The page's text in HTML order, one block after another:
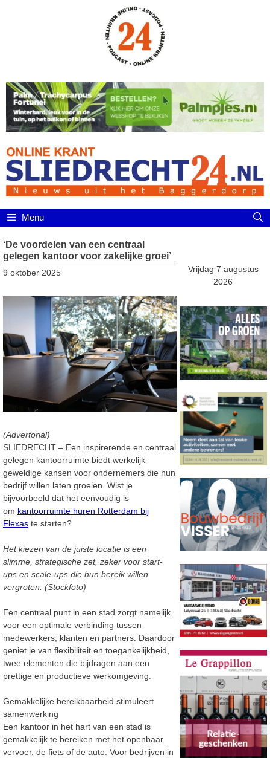
Menu
‘De voordelen van een centraal
gelegen kantoor voor zakelijke groei’
9 oktober 2025
(Advertorial)
SLIEDRECHT – Een inspirerende en centraal
gelegen kantoorruimte biedt werkelijk
geweldige kansen voor ondernemers die hun
bedrijf willen laten groeien. Wist je
bijvoorbeeld dat het eenvoudig is
om kantoorruimte huren Rotterdam bij
Flexas te starten?
Het kiezen van de juiste locatie is een
slimme, strategische zet, zeker voor start-
ups en scale-ups die hun bereik willen
vergroten. (Stockfoto)
Een centraal punt in een stad zorgt namelijk
voor een optimale verbinding tussen
medewerkers, klanten en partners. Daardoor
geniet je van flexibiliteit en toegankelijkheid,
twee elementen die bijdragen aan een
prettige en productieve werkomgeving.
Gemakkelijke bereikbaarheid stimuleert
samenwerking
Een kantoor in het hart van een stad is
gemakkelijk te bereiken met het openbaar
vervoer, de fiets of de auto. Voor bedrijven in
Vrijdag 7 augustus
2026